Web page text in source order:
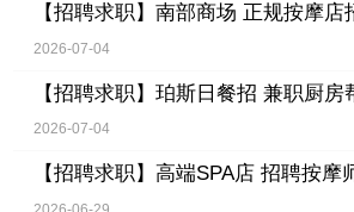
【招聘求职】 南部商场 正规按摩店
2026-07-04
【招聘求职】 珀斯日餐招 兼职厨房
2026-07-04
【招聘求职】 高端SPA店 招聘按摩